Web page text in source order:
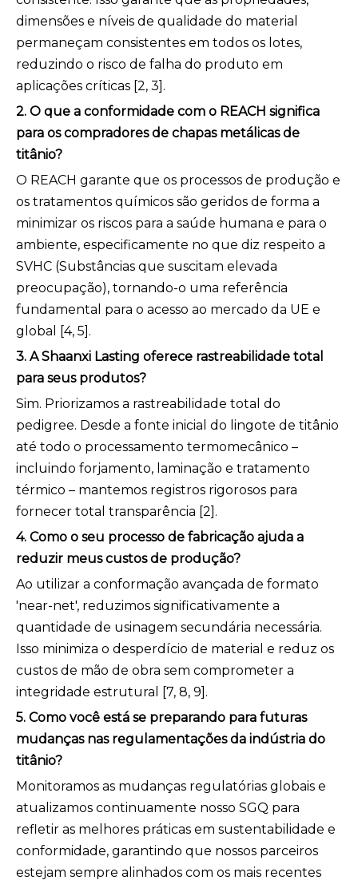
dimensões e níveis de qualidade do material
permaneçam consistentes em todos os lotes,
reduzindo o risco de falha do produto em
aplicações críticas [2, 3].
2. O que a conformidade com o REACH significa
para os compradores de chapas metálicas de
titânio?
O REACH garante que os processos de produção e
os tratamentos químicos são geridos de forma a
minimizar os riscos para a saúde humana e para o
ambiente, especificamente no que diz respeito a
SVHC (Substâncias que suscitam elevada
preocupação), tornando-o uma referência
fundamental para o acesso ao mercado da UE e
global [4, 5].
3. A Shaanxi Lasting oferece rastreabilidade total
para seus produtos?
Sim. Priorizamos a rastreabilidade total do
pedigree. Desde a fonte inicial do lingote de titânio
até todo o processamento termomecânico –
incluindo forjamento, laminação e tratamento
térmico – mantemos registros rigorosos para
fornecer total transparência [2].
4. Como o seu processo de fabricação ajuda a
reduzir meus custos de produção?
Ao utilizar a conformação avançada de formato
'near-net', reduzimos significativamente a
quantidade de usinagem secundária necessária.
Isso minimiza o desperdício de material e reduz os
custos de mão de obra sem comprometer a
integridade estrutural [7, 8, 9].
5. Como você está se preparando para futuras
mudanças nas regulamentações da indústria do
titânio?
Monitoramos as mudanças regulatórias globais e
atualizamos continuamente nosso SGQ para
refletir as melhores práticas em sustentabilidade e
conformidade, garantindo que nossos parceiros
estejam sempre alinhados com os mais recentes